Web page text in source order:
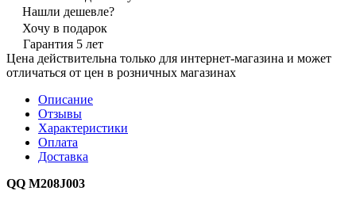
Нашли дешевле?
Хочу в подарок
Гарантия 5 лет
Цена действительна только для интернет-магазина и может
отличаться от цен в розничных магазинах
Описание
Отзывы
Характеристики
Оплата
Доставка
QQ M208J003